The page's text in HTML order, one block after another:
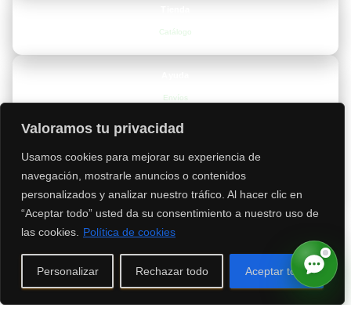
Valoramos tu privacidad
Usamos cookies para mejorar su experiencia de
navegación, mostrarle anuncios o contenidos
personalizados y analizar nuestro tráfico. Al hacer clic en
“Aceptar todo” usted da su consentimiento a nuestro uso de
las cookies.
Política de cookies
Personalizar Rechazar todo Aceptar todo
Catálogo
Envíos
Términos y condiciones
Contacto
📍 Valencia, España